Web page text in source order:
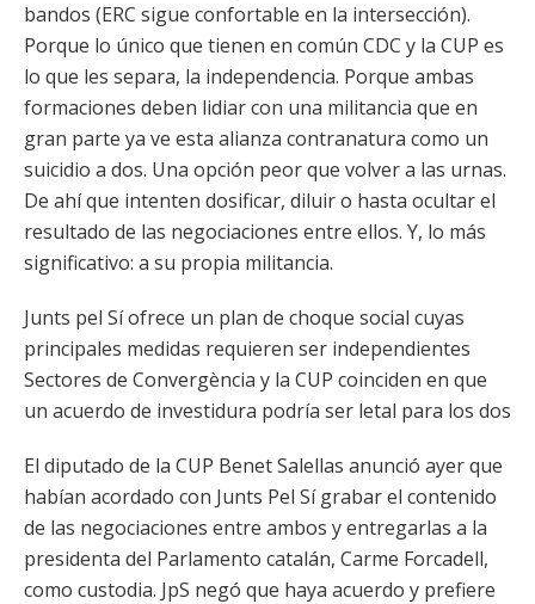
bandos (ERC sigue confortable en la intersección).
Porque lo único que tienen en común CDC y la CUP es
lo que les separa, la independencia. Porque ambas
formaciones deben lidiar con una militancia que en
gran parte ya ve esta alianza contranatura como un
suicidio a dos. Una opción peor que volver a las urnas.
De ahí que intenten dosificar, diluir o hasta ocultar el
resultado de las negociaciones entre ellos. Y, lo más
significativo: a su propia militancia.
Junts pel Sí ofrece un plan de choque social cuyas
principales medidas requieren ser independientes
Sectores de Convergència y la CUP coinciden en que
un acuerdo de investidura podría ser letal para los dos
El diputado de la CUP Benet Salellas anunció ayer que
habían acordado con Junts Pel Sí grabar el contenido
de las negociaciones entre ambos y entregarlas a la
presidenta del Parlamento catalán, Carme Forcadell,
como custodia. JpS negó que haya acuerdo y prefiere